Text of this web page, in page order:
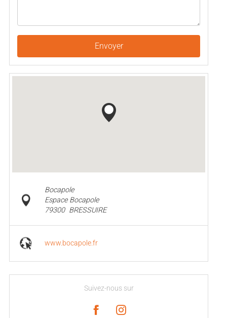
Envoyer
Bocapole
Espace Bocapole
79300 BRESSUIRE
www.bocapole.fr
Suivez-nous sur